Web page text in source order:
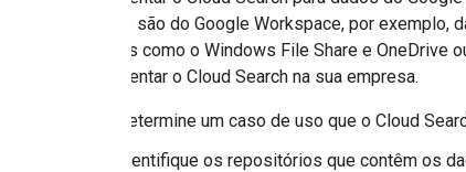
que não são do Google Workspace, por
arquivos como o Windows File Share e
implementar o Cloud Search na sua empresa.
Determine um caso de uso que o Cloud
Identifique os repositórios que contêm os